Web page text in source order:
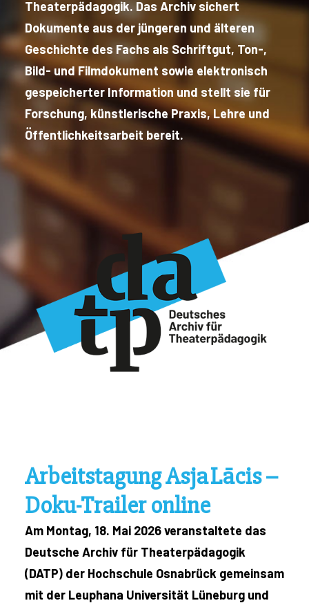
Theaterpädagogik. Das Archiv sichert
Dokumente aus der jüngeren und älteren
Geschichte des Fachs als Schriftgut, Ton-,
Bild- und Filmdokument sowie elektronisch
gespeicherter Information und stellt sie für
Forschung, künstlerische Praxis, Lehre und
Öffentlichkeitsarbeit bereit.
Arbeitstagung Asja Lācis –
Doku-Trailer online
Am Montag, 18. Mai 2026 veranstaltete das
Deutsche Archiv für Theaterpädagogik
(DATP) der Hochschule Osnabrück gemeinsam
mit der Leuphana Universität Lüneburg und